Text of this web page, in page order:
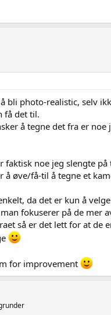
bli photo-realistic, selv
få det til.
å tegne det fra er noe
faktisk noe jeg slengte
å øve/få-til å tegne et
da det er kun å
fokuserer på de mer
så er det lett for at de
for improvement